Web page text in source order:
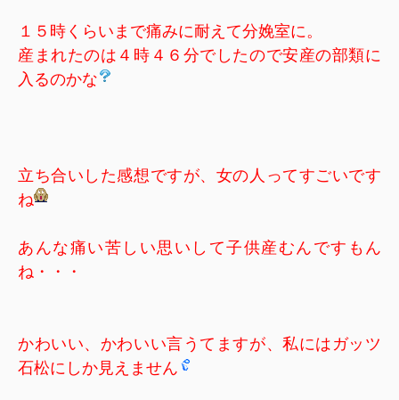
１５時くらいまで痛みに耐えて分娩室に。
産まれたのは４時４６分でしたので安産の部類に
入るのかな
立ち合いした感想ですが、女の人ってすごいです
ね
あんな痛い苦しい思いして子供産むんですもん
ね・・・
かわいい、かわいい言うてますが、私にはガッツ
石松にしか見えません